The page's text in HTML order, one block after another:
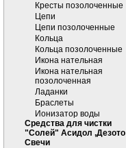
Кресты позолоченные
Цепи
Цепи позолоченные
Кольца
Кольца позолоченные
Икона нательная
Икона нательная
позолоченная
Ладанки
Браслеты
Ионизатор воды
Средства для чистки
"Солей" Асидол ,Дезото
Cвечи